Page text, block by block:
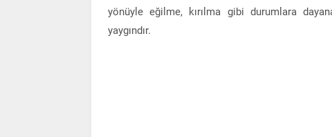
yönüyle eğilme, kırılma gibi durumlara
yaygındır.